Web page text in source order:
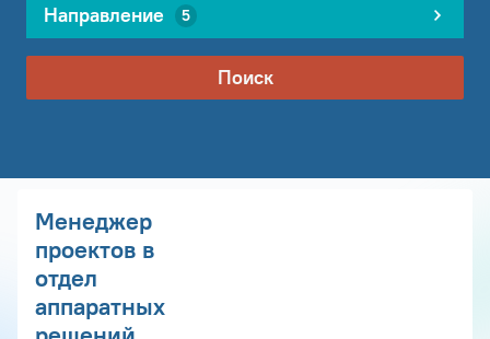
Направление 5
Поиск
Менеджер
проектов в
отдел
аппаратных